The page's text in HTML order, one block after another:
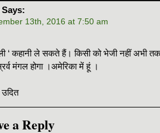
Says:
13th, 2016 at 7:50 am
‘ कहानी ले सकते हैं। किसी को भेजी नहीं अभी
मंगल होगा ।अमेरिका में हूं ।
उदित
a Reply